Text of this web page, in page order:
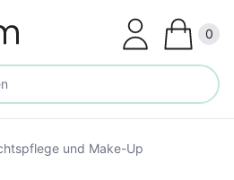
0
und Make-Up